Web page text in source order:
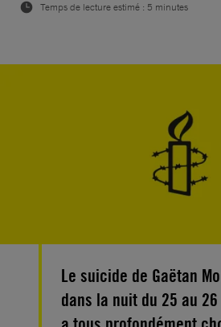
Temps de lecture estimé : 5 minutes
Le suicide de Gaëtan
dans la nuit du 25 au